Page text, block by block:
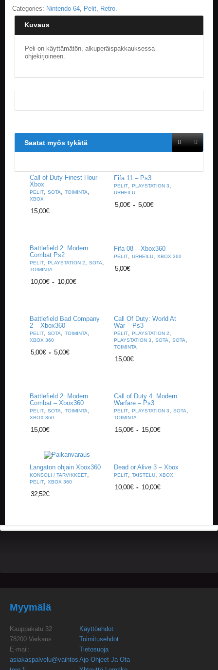
Categories: Nintendo 64, Pelit, Retro.
Kuvaus
Peli on käyttämätön, alkuperäispakkauksessa
ohjekirjoineen.
Saatat myös tykätä
Call of Duty Finest Hour –
Xbox
PELIT, SOTA, TOIMINTA,
XBOX
15,00€
Fifa 11 – Ps3
PELIT, PLAYSTATION 3,
URHEILU
5,00€ - 5,00€
Battlefield 2: Modern
Combat Ps2
PELIT, PLAYSTATION 2, SOTA,
TOIMINTA
10,00€ - 10,00€
Fifa 08 – Xbox360
PELIT, URHEILU, XBOX 360
5,00€
Battlefield Bad Company
2 – Xbox360
PELIT, SOTA, TOIMINTA,
XBOX 360
5,00€ - 5,00€
Call Of Duty: World At
War – Ps3
PELIT, PLAYSTATION 2,
PLAYSTATION 3, SOTA, SOTA,
TOIMINTA
15,00€
Battlefield 2: Modern
Combat – Xbox360
PELIT, SOTA, TOIMINTA,
XBOX 360
15,00€
Call of Duty 4: Modern
Warfare – Ps3
PELIT, PLAYSTATION 3, SOTA,
TOIMINTA
15,00€ - 15,00€
Langaton ohjain Xbox360
KONSOLI / TARVIKKEET,
PELIT, XBOX 360
32,52€
Dead or Alive 3 – Xbox
PELIT, TAISTELU, XBOX
10,00€ - 10,00€
Myymälä
Kauppakatu 32
78200 Varkaus
E-mail:
asiakaspalvelu@vaihtos
Käyttöehdot
Toimitusehdot
Tietosuoja
Ajo-Ohjeet Ja Ota